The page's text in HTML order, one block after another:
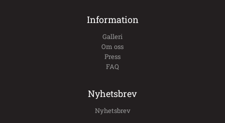
Information
Galleri
Om oss
Press
FAQ
Nyhetsbrev
Nyhetsbrev